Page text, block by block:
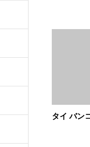
タイ バン